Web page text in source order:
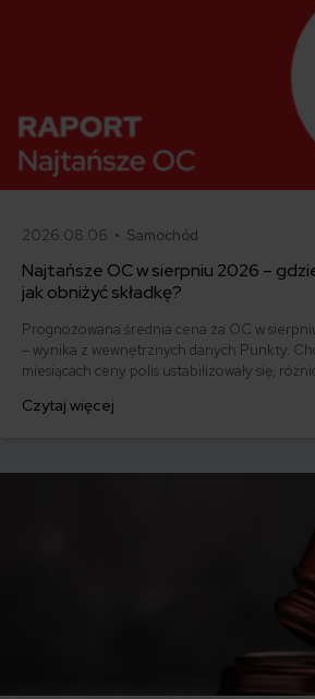
2026.08.06 • Samochód
Najtańsze OC w sierpniu 2026 –
jak obniżyć składkę?
Prognozowana średnia cena za OC w
– wynika z wewnętrznych danych Punkty.
miesiącach ceny polis ustabilizowały się,
500 zł, inni – powyżej 1500 zł. Gdzie znaleźć
Czytaj więcej